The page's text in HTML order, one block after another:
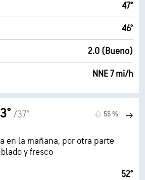
47°
46°
2.0 (Bueno)
NNE 7 mi/h
/37° 55 %
en la mañana, por otra parte
y fresco
52°